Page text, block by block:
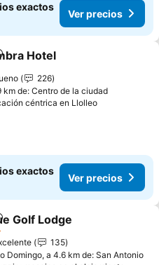
exactos
Ver precios
a favoritos
Hotel
226
km de: Centro de la ciudad
céntrica en LlolleoVer precios
exactos
Ver precios
a favoritos
Golf Lodge
135
Domingo, a 4.6 km de: San Antonio